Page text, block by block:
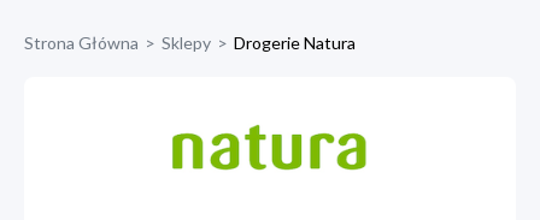
Strona Główna > Sklepy > Drogerie Natura